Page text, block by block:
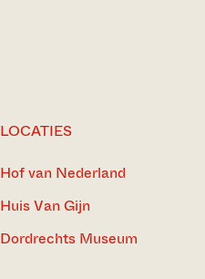
LOCATIES
Hof van Nederland
Huis Van Gijn
Dordrechts Museum